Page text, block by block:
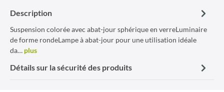
Description
Suspension colorée avec abat-jour sphérique en verreLuminaire
de forme rondeLampe à abat-jour pour une utilisation idéale
da… plus
Détails sur la sécurité des produits